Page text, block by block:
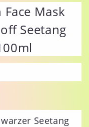
Mask
Seetang
Seetang